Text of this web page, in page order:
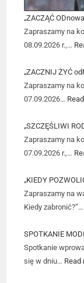
„ZACZĄĆ
Zapraszamy na
08.09.2026 r.,…
„ZACZNIJ ŻYĆ
Zapraszamy na
07.09.2026…
„SZCZĘŚLIWI
Zapraszamy na
07.09.2026 r.,…
„KIEDY
Zapraszamy na
Kiedy zabronić?”…
SPOTKANIE
Spotkanie
się w dniu… Read